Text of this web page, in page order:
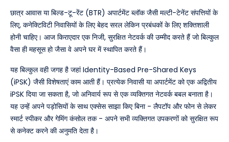
छात्र आवास या बिल्ड-टू-रेंट (BTR) अपार्टमेंट ब्लॉक जैसी मल्टी-टेनेंट संपत्तियों के
लिए, कनेक्टिविटी निवासियों के लिए बेहद सरल लेकिन प्रबंधकों के लिए शक्तिशाली
होनी चाहिए। आज किराएदार एक निजी, सुरक्षित नेटवर्क की उम्मीद करते हैं जो बिल्कुल
वैसा ही महसूस हो जैसा वे अपने घर में स्थापित करते हैं।
यह बिल्कुल वही जगह है जहां Identity-Based Pre-Shared Keys
(iPSK) जैसी विशेषताएं काम आती हैं। प्रत्येक निवासी या अपार्टमेंट को एक अद्वितीय
iPSK दिया जा सकता है, जो अनिवार्य रूप से एक व्यक्तिगत नेटवर्क बबल बनाता है।
यह उन्हें अपने पड़ोसियों के साथ एक्सेस साझा किए बिना - लैपटॉप और फोन से लेकर
स्मार्ट स्पीकर और गेमिंग कंसोल तक - अपने सभी व्यक्तिगत उपकरणों को सुरक्षित रूप
से कनेक्ट करने की अनुमति देता है।